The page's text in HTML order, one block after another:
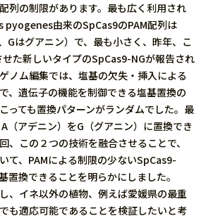
列の制限があります。最も広く利用され
由来のSpCas9のPAM配列は
Gはグアニン）で、最も小さく、昨年、こ
た新しいタイプのSpCas9-NGが報告され
ノム編集では、塩基の欠失・挿入による
、遺伝子の機能を制御できる塩基置換の
っても置換パターンがランダムでした。最
（アデニン）をG（グアニン）に置換でき
、この２つの技術を融合させることで、
て、PAMによる制限の少ないSpCas9-
置換できることを明らかにしました。
、イネ以外の植物、例えば愛媛県の最重
も適応可能であることを検証したいと考